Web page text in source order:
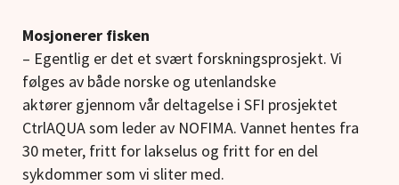
Mosjonerer fisken
– Egentlig er det et svært forskningsprosjekt. Vi
følges av både norske og utenlandske
aktører gjennom vår deltagelse i SFI prosjektet
CtrlAQUA som leder av NOFIMA. Vannet hentes fra
30 meter, fritt for lakselus og fritt for en del
sykdommer som vi sliter med.